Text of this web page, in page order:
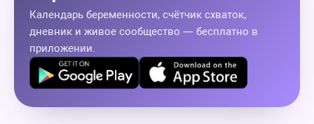
Календарь беременности, счётчик схваток,
дневник и живое сообщество — бесплатно в
приложении.